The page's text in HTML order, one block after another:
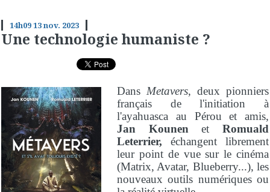
14h0913nov. 2023
Une technologie humaniste ?
Dans Metavers, deux pionniers
français de l'initiation à
l'ayahuasca au Pérou et amis,
Jan Kounen et Romuald
Leterrier, échangent librement
leur point de vue sur le cinéma
(Matrix, Avatar, Blueberry...), les
nouveaux outils numériques ou